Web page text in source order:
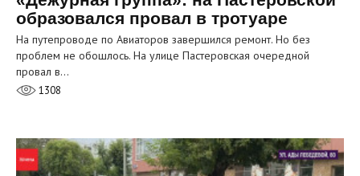
образовался провал в тротуаре
На путепроводе по Авиаторов завершился ремонт. Но без
проблем не обошлось. На улице Пастеровская очередной
провал в…
1308